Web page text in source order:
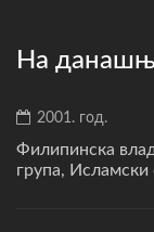
На
2001. год.
Филипинска
група,